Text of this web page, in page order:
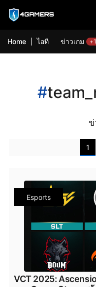
Home ไอที ข่าวเกม +1
#
1
Esports
VCT 2025: